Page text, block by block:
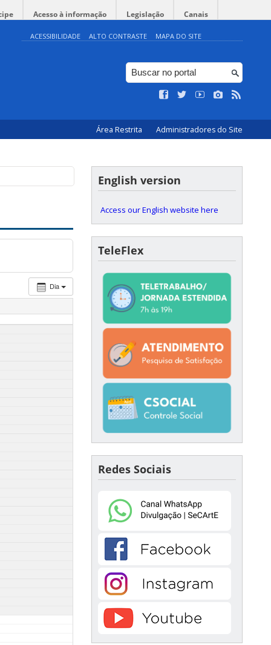
Acesso à informação Legislação Canais
ACESSIBILIDADE ALTO CONTRASTE MAPA DO SITE
Área Restrita Administradores do Site
Dia
English version
Access our English website here
TeleFlex
Redes Sociais